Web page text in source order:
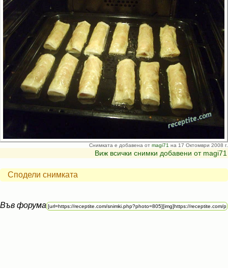
Снимката е добавена от magi71 на 17 Октомври 2008 г.
Виж всички снимки добавени от magi71
Сподели снимката
Във форума